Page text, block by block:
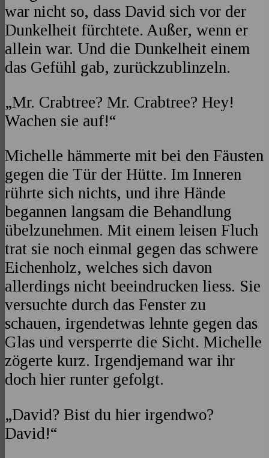
war nicht so, dass David sich vor der
Dunkelheit fürchtete. Außer, wenn er
allein war. Und die Dunkelheit einem
das Gefühl gab, zurückzublinzeln.
„Mr. Crabtree? Mr. Crabtree? Hey!
Wachen sie auf!“
Michelle hämmerte mit bei den Fäusten
gegen die Tür der Hütte. Im Inneren
rührte sich nichts, und ihre Hände
begannen langsam die Behandlung
übelzunehmen. Mit einem leisen Fluch
trat sie noch einmal gegen das schwere
Eichenholz, welches sich davon
allerdings nicht beeindrucken liess. Sie
versuchte durch das Fenster zu
schauen, irgendetwas lehnte gegen das
Glas und versperrte die Sicht. Michelle
zögerte kurz. Irgendjemand war ihr
doch hier runter gefolgt.
„David? Bist du hier irgendwo?
David!“